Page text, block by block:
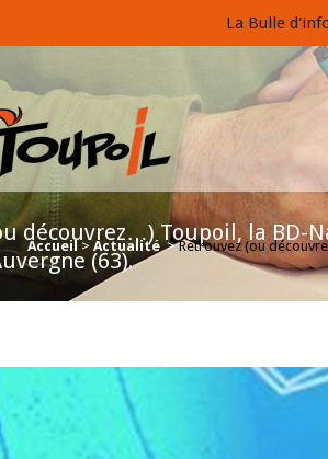
découvrez…) Toupoil, la BD-
(63).
Accueil > Actualité >Retrouvez (ou
La Bulle